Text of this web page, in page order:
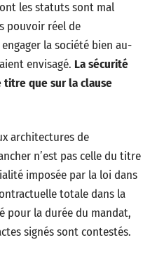
les statuts sont mal
pouvoir réel de
la société bien au-
envisagé. La sécurité
que sur la clause
architectures de
n’est pas celle du titre
imposée par la loi dans
totale dans la
pour la durée du mandat,
signés sont contestés.